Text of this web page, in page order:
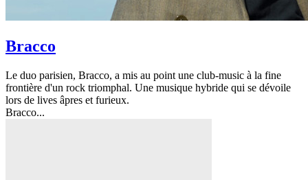
Bracco
Le duo parisien, Bracco, a mis au point une club-music à la fine
frontière d'un rock triomphal. Une musique hybride qui se dévoile
lors de lives âpres et furieux.
Bracco...